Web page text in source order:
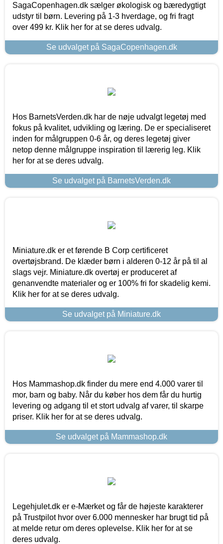
SagaCopenhagen.dk sælger økologisk og bæredygtigt
udstyr til børn. Levering på 1-3 hverdage, og fri fragt
over 499 kr. Klik her for at se deres udvalg.
Se udvalget på SagaCopenhagen.dk
Hos BarnetsVerden.dk har de nøje udvalgt legetøj med
fokus på kvalitet, udvikling og læring. De er specialiseret
inden for målgruppen 0-6 år, og deres legetøj giver
netop denne målgruppe inspiration til lærerig leg. Klik
her for at se deres udvalg.
Se udvalget på BarnetsVerden.dk
Miniature.dk er et førende B Corp certificeret
overtøjsbrand. De klæder børn i alderen 0-12 år på til al
slags vejr. Miniature.dk overtøj er produceret af
genanvendte materialer og er 100% fri for skadelig kemi.
Klik her for at se deres udvalg.
Se udvalget på Miniature.dk
Hos Mammashop.dk finder du mere end 4.000 varer til
mor, barn og baby. Når du køber hos dem får du hurtig
levering og adgang til et stort udvalg af varer, til skarpe
priser. Klik her for at se deres udvalg.
Se udvalget på Mammashop.dk
Legehjulet.dk er e-Mærket og får de højeste karakterer
på Trustpilot hvor over 6.000 mennesker har brugt tid på
at melde retur om deres oplevelse. Klik her for at se
deres udvalg.